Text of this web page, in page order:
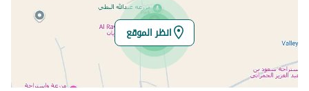
انظر الموقع